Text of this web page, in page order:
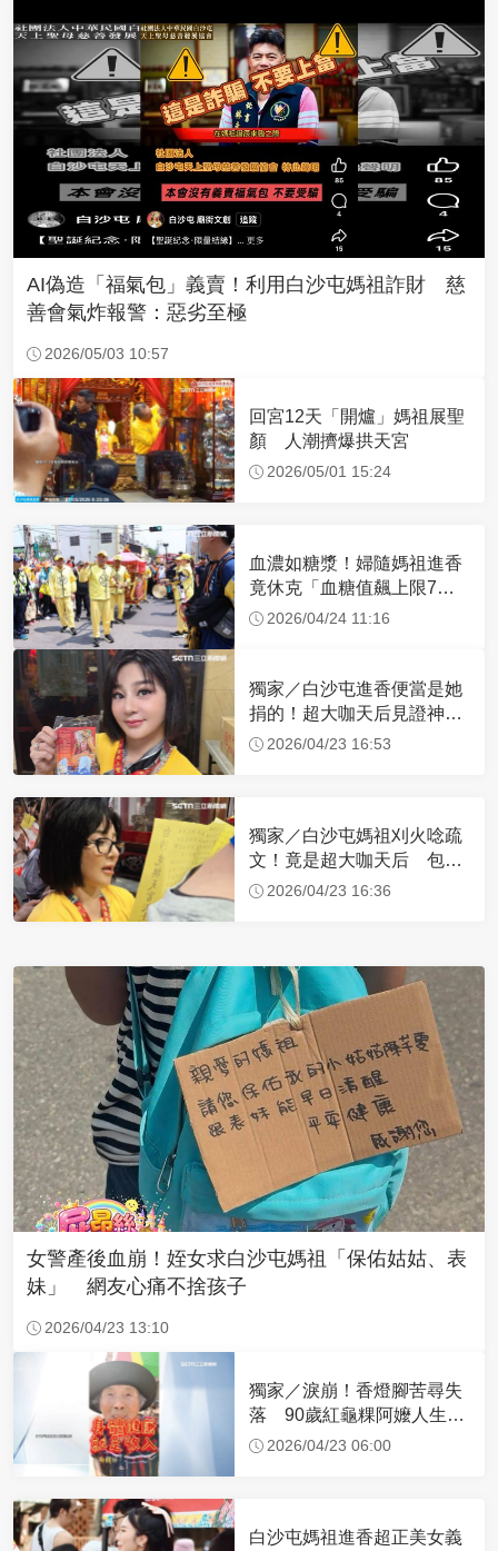
AI偽造「福氣包」義賣！利用白沙屯媽祖詐財 慈
善會氣炸報警：惡劣至極
2026/05/03 10:57
回宮12天「開爐」媽祖展聖
顏 人潮擠爆拱天宮
2026/05/01 15:24
血濃如糖漿！婦隨媽祖進香
竟休克「血糖值飆上限7
倍」 醫曝原因
2026/04/24 11:16
獨家／白沙屯進香便當是她
捐的！超大咖天后見證神
蹟 一靠近媽祖就爆哭
2026/04/23 16:53
獨家／白沙屯媽祖刈火唸疏
文！竟是超大咖天后 包尿
布忍尿5小時不喊累
2026/04/23 16:36
女警產後血崩！姪女求白沙屯媽祖「保佑姑姑、表
妹」 網友心痛不捨孩子
2026/04/23 13:10
獨家／淚崩！香燈腳苦尋失
落 90歲紅龜粿阿嬤人生謝
幕2026/04/23 06:00
白沙屯媽祖進香超正美女義